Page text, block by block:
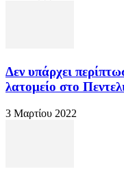
Δεν υπάρχει
λατομείο στο
3 Μαρτίου 2022